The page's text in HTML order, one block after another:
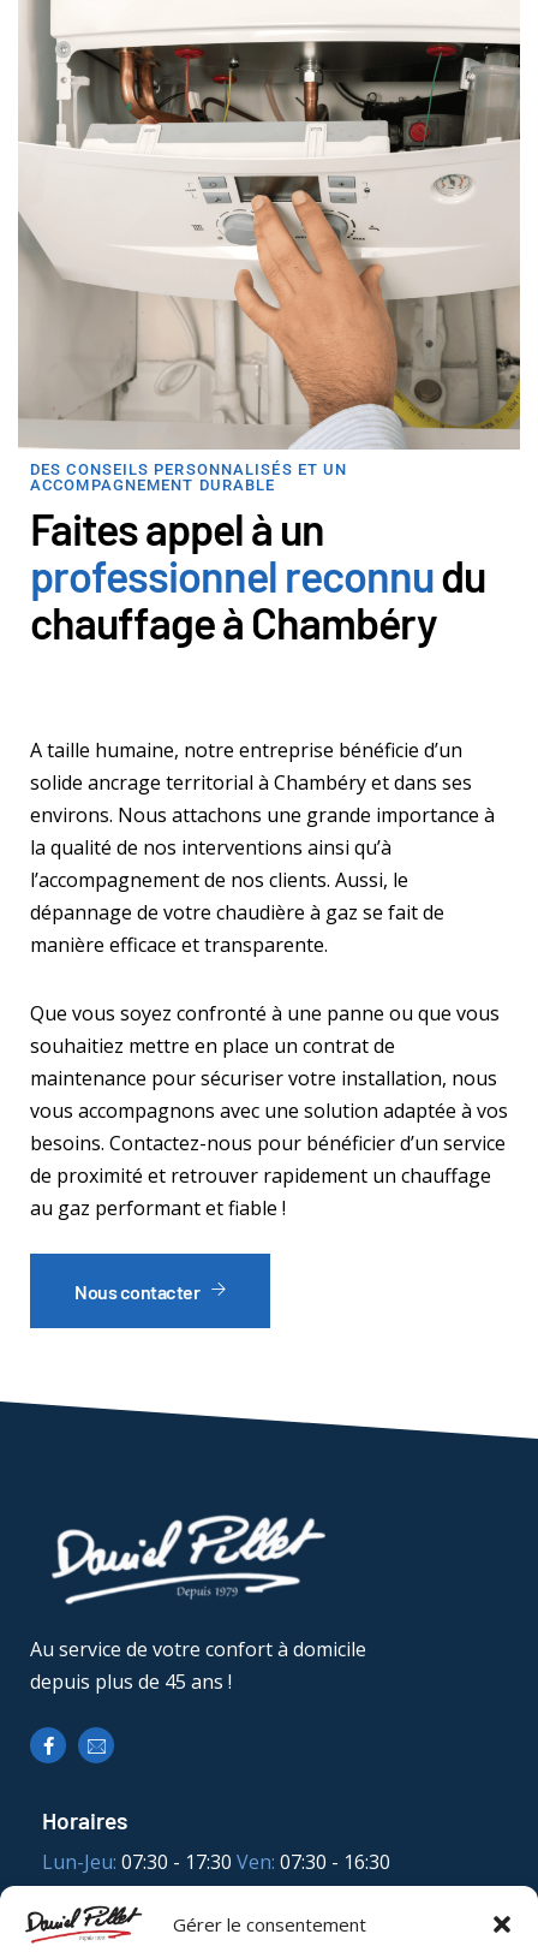
Gérer le consentement
DES CONSEILS PERSONNALISÉS ET UN
ACCOMPAGNEMENT DURABLE
Faites appel à un
professionnel reconnudu
chauffage à Chambéry
A taille humaine, notre entreprise bénéficie d’un
solide ancrage territorial à Chambéry et dans ses
environs. Nous attachons une grande importance à
la qualité de nos interventions ainsi qu’à
l’accompagnement de nos clients. Aussi, le
dépannage de votre chaudière à gaz se fait de
manière efficace et transparente.
Que vous soyez confronté à une panne ou que vous
souhaitiez mettre en place un contrat de
maintenance pour sécuriser votre installation, nous
vous accompagnons avec une solution adaptée à vos
besoins. Contactez-nous pour bénéficier d’un service
de proximité et retrouver rapidement un chauffage
au gaz performant et fiable !
Nous contacter
Au service de votre confort à domicile
depuis plus de 45 ans !
Horaires
Lun-Jeu: 07:30 - 17:30 Ven: 07:30 - 16:30
Adresse